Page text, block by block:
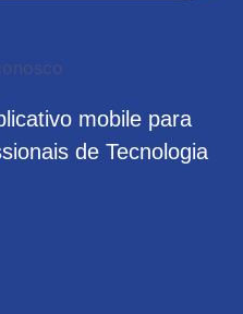
mobile para
de Tecnologia